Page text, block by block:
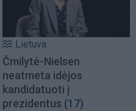
Lietuva
Čmilytė-Nielsen
neatmeta idėjos
kandidatuoti į
prezidentus (17)